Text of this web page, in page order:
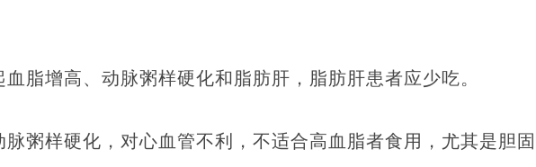
脂增高、动脉粥样硬化和脂肪肝，脂肪肝患者应少吃。
粥样硬化，对心血管不利，不适合高血脂者食用，尤其是胆固